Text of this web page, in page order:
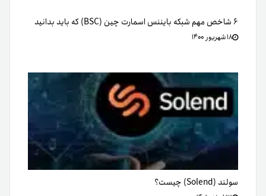
۶ شاخص مهم شبکه بایننس اسمارت چین (BSC) که باید بدانید
۱۸ شهریور ۱۴۰۰
سولند (Solend) چیست؟